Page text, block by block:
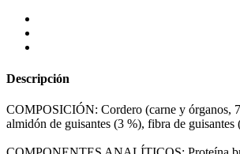
Descripción
COMPOSICIÓN: Cordero (carne y órganos,
almidón de guisantes (3 %), fibra de guisantes